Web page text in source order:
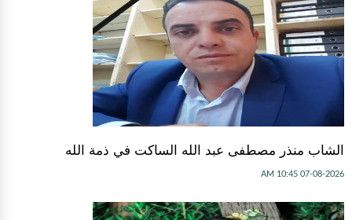
الشاب منذر مصطفى عبد الله الساكت في ذمة الله
07-08-2026 10:45 AM